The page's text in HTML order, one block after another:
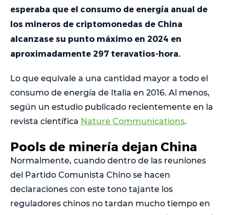
esperaba que el consumo de energía anual de
los mineros de criptomonedas de China
alcanzase su punto máximo en 2024 en
aproximadamente 297 teravatios-hora.
Lo que equivale a una cantidad mayor a todo el
consumo de energía de Italia en 2016. Al menos,
según un estudio publicado recientemente en la
revista científica Nature Communications.
Pools de minería dejan China
Normalmente, cuando dentro de las reuniones
del Partido Comunista Chino se hacen
declaraciones con este tono tajante los
reguladores chinos no tardan mucho tiempo en